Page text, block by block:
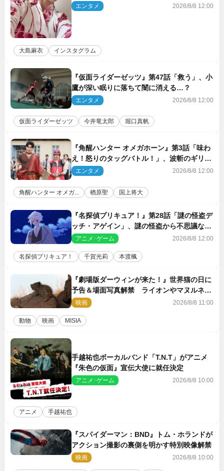
エンタメ 2026/8/8 12:00
大島麻衣 インスタグラム
『仮面ライダーゼッツ』第47話「救う」、小
鷹が深い眠りに落ちて闇に消える…？
エンタメ 2026/8/8 12:00
仮面ライダーゼッツ 今井竜太郎 堀口真帆
『角醒ハンター オメガホーン』第3話「味わ
え！怒りのタッグバトル！」、波斬のギリコ
がハンターバトルを挑んできた！
エンタメ 2026/8/8 12:00
角醒ハンター オメガ... 楢原聖 国上将大
『名探偵プリキュア！』第28話「謎の怪盗デ
ッチ・アゲイン」、謎の怪盗から不思議な予
告状が届く
アニメ･ゲーム 2026/8/8 12:00
名探偵プリキュア！ 千賀光莉 本渡楓
『劇場版ダーウィンが来た！』世界猫の日に
予告＆場面写真解禁 ライオンやマヌルネコ
の赤ちゃんが大集合
映画 2026/8/8 11:00
動物 映画 MISIA
手越祐也ボーカルバンド「T.N.T」がアニメ
『朱色の仮面』宣伝大使に就任決定
アニメ･ゲーム 2026/8/8 10:00
アニメ 手越祐也
『スパイダーマン：BND』トム・ホランドが
アクション撮影の裏側を明かす特別映像解禁
映画 2026/8/8 10:00